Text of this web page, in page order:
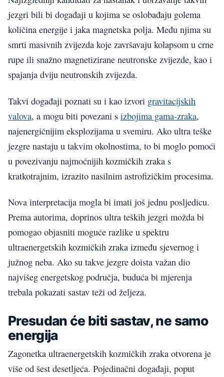
jezgri bili bi događaji u kojima se oslobađaju golema
količina energije i jaka magnetska polja. Među njima su
smrti masivnih zvijezda koje završavaju kolapsom u crne
rupe ili snažno magnetizirane neutronske zvijezde, kao i
spajanja dviju neutronskih zvijezda.
Takvi događaji poznati su i kao izvori gravitacijskih
valova, a mogu biti povezani s izbojima gama-zraka,
najenergičnijim eksplozijama u svemiru. Ako ultra teške
jezgre nastaju u takvim okolnostima, to bi moglo pomoći
u povezivanju najmoćnijih kozmičkih zraka s
kratkotrajnim, izrazito nasilnim astrofizičkim procesima.
Nova interpretacija mogla bi imati još jednu posljedicu.
Prema autorima, doprinos ultra teških jezgri možda bi
pomogao objasniti moguće razlike u spektru
ultraenergetskih kozmičkih zraka između sjevernog i
južnog neba. Ako su takve jezgre doista važan dio
najvišeg energetskog područja, buduća bi mjerenja
trebala pokazati sastav teži od željeza.
Presudan će biti sastav, ne samo
energija
Zagonetka ultraenergetskih kozmičkih zraka otvorena je
više od šest desetljeća. Pojedinačni događaji, poput